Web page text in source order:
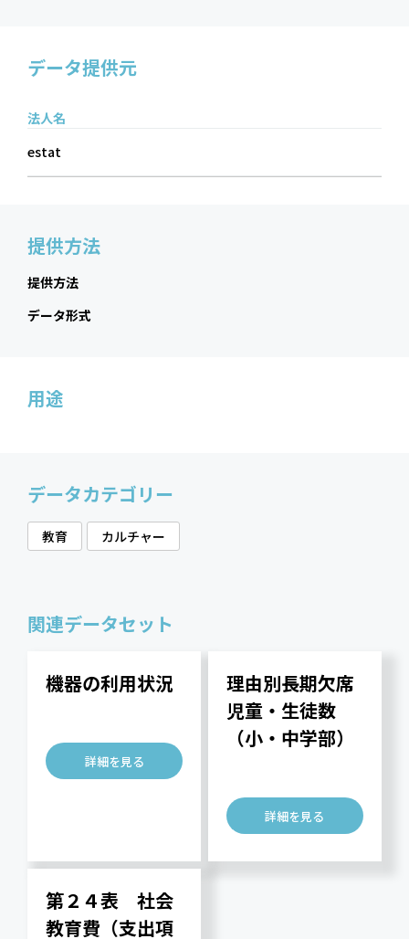
データ提供元
法人名
estat
提供方法
提供方法
データ形式
用途
データカテゴリー
教育 カルチャー
関連データセット
機器の利用状況
詳細を見る
理由別長期欠席
児童・生徒数
（小・中学部）
詳細を見る
第２４表 社会
教育費（支出項